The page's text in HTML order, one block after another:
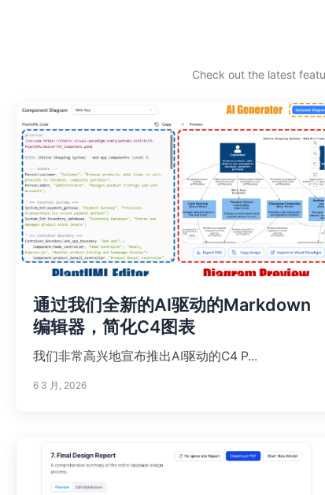
Check out the latest
通过我们全新的AI驱动的Markdown
编辑器，简化C4图表
我们非常高兴地宣布推出AI驱动的C4 P...
6 3 月, 2026